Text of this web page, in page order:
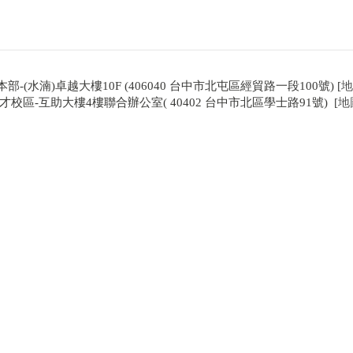
部-(水湳)卓越大樓10F (406040 台中市北屯區經貿路一段100號) [
校區-互助大樓4樓聯合辦公室( 40402 台中市北區學士路91號) [地